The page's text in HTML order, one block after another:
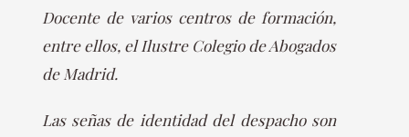
Docente de varios centros de formación,
entre ellos, el Ilustre Colegio de Abogados
de Madrid.
Las señas de identidad del despacho son